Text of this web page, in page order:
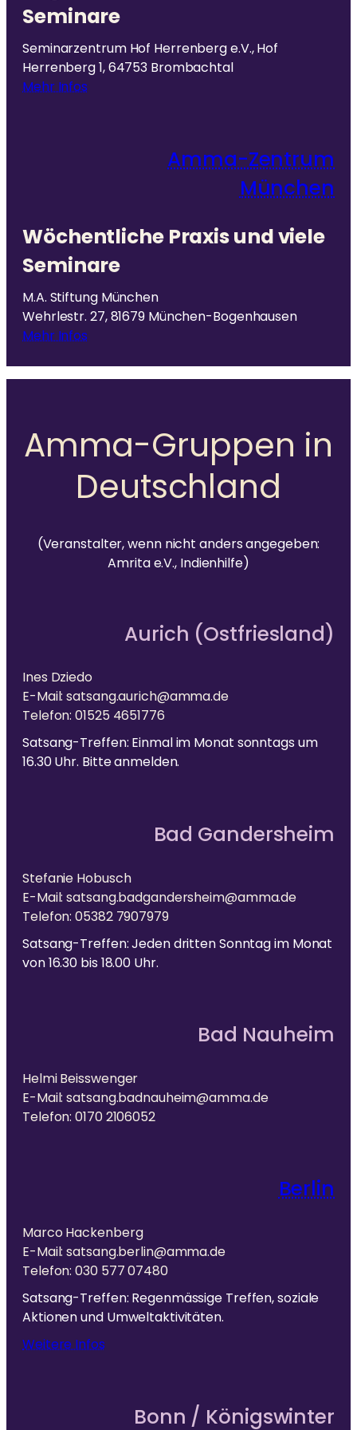
LÄNDLICHE ENTWICKLUNG
GLEICHSTELLUNG DER GESCHLECHTER &
Abbau von Barrieren für die soziale, emotionale und
wirtschaftliche Stärkung von Frauen
ESSEN, WASSER & OBDACH
MEHR
Spenden
Seminare
Seminarzentrum Hof Herrenberg e.V., Hof
Herrenberg 1, 64753 Brombachtal
Mehr Infos
Amma-Zentrum
München
Wöchentliche Praxis und viele
Seminare
M.A. Stiftung München
Wehrlestr. 27, 81679 München-Bogenhausen
Mehr Infos
Amma-Gruppen in
Deutschland
(Veranstalter, wenn nicht anders angegeben:
Amrita e.V., Indienhilfe)
Aurich (Ostfriesland)
Ines Dziedo
E-Mail: satsang.aurich@amma.de
Telefon: 01525 4651776
Satsang-Treffen: Einmal im Monat sonntags um
16.30 Uhr. Bitte anmelden.
Bad Gandersheim
Stefanie Hobusch
E-Mail: satsang.badgandersheim@amma.de
Telefon: 05382 7907979
Satsang-Treffen: Jeden dritten Sonntag im Monat
von 16.30 bis 18.00 Uhr.
Bad Nauheim
Helmi Beisswenger
E-Mail: satsang.badnauheim@amma.de
Telefon: 0170 2106052
Berlin
Marco Hackenberg
E-Mail: satsang.berlin@amma.de
Telefon: 030 577 07480
Satsang-Treffen: Regenmässige Treffen, soziale
Aktionen und Umweltaktivitäten.
Weitere Infos
Bonn / Königswinter